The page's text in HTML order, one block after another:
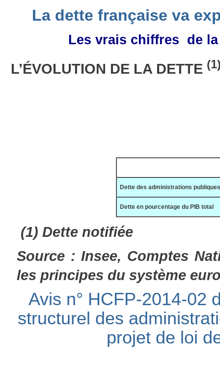
La dette française va
Les vrais chiffres de la
L’ÉVOLUTION DE LA DETTE
Dette des administrations
Dette en pourcentage du PIB total
(1) Dette notifiée
Source : Insee, Comptes
les principes du système
Avis n° HCFP-2014-02
structurel des
projet de loi